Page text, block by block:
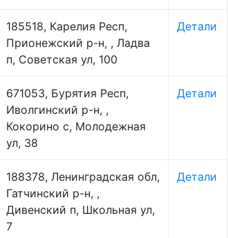
185518, Карелия Респ,
Прионежский р-н, , Ладва
п, Советская ул, 100
Детали
671053, Бурятия Респ,
Иволгинский р-н, ,
Кокорино с, Молодежная
ул, 38
Детали
188378, Ленинградская обл,
Гатчинский р-н, ,
Дивенский п, Школьная ул,
7
Детали